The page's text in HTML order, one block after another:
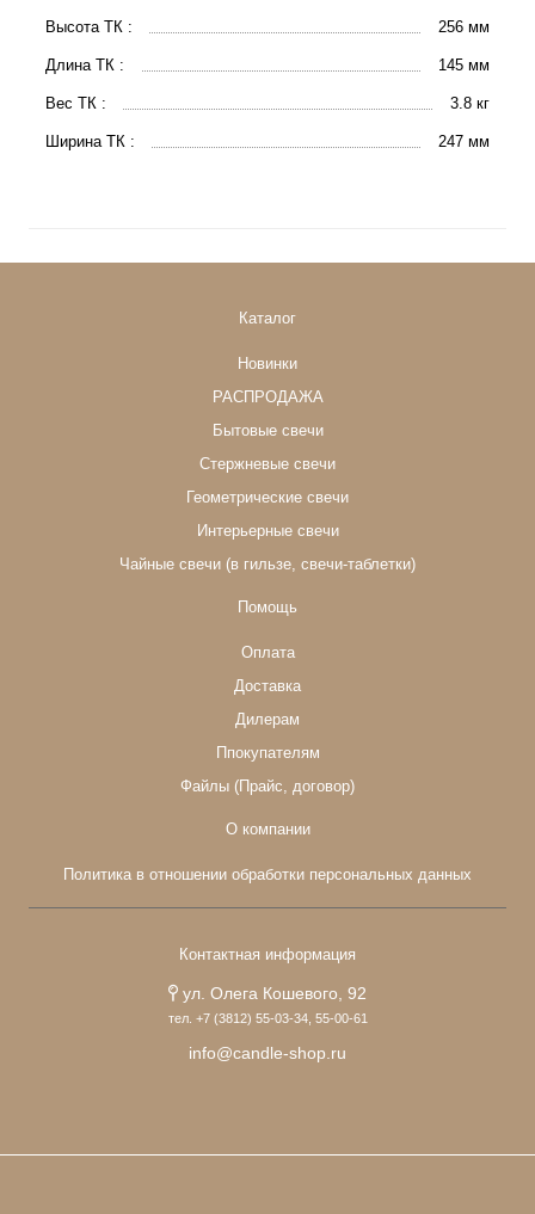
Высота ТК : 256 мм
Длина ТК : 145 мм
Вес ТК : 3.8 кг
Ширина ТК : 247 мм
Каталог
Новинки
РАСПРОДАЖА
Бытовые свечи
Стержневые свечи
Геометрические свечи
Интерьерные свечи
Чайные свечи (в гильзе, свечи-таблетки)
Помощь
Оплата
Доставка
Дилерам
Ппокупателям
Файлы (Прайс, договор)
О компании
Политика в отношении обработки персональных данных
Контактная информация
ул. Олега Кошевого, 92
тел. +7 (3812) 55-03-34, 55-00-61
info@candle-shop.ru